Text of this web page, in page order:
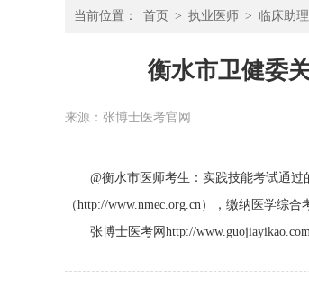
当前位置： 首页 > 执业医师 > 临床助
衡水市卫健委
来源：张博士医考官网
@衡水市医师考生：实践技能考试通过
（http://www.nmec.org.cn），缴纳医学综
张博士医考网http://www.guojiayikao.com